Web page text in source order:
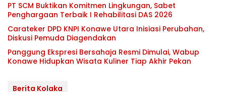
PT SCM Buktikan Komitmen Lingkungan, Sabet
Penghargaan Terbaik I Rehabilitasi DAS 2026
Carateker DPD KNPI Konawe Utara Inisiasi Perubahan,
Diskusi Pemuda Diagendakan
Panggung Ekspresi Bersahaja Resmi Dimulai, Wabup
Konawe Hidupkan Wisata Kuliner Tiap Akhir Pekan
Berita Kolaka